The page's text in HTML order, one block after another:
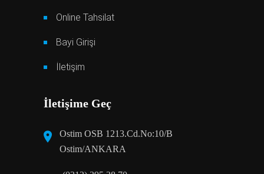
Online Tahsilat
Bayi Girişi
İletişim
İletişime Geç
Ostim OSB 1213.Cd.No:10/B
Ostim/ANKARA